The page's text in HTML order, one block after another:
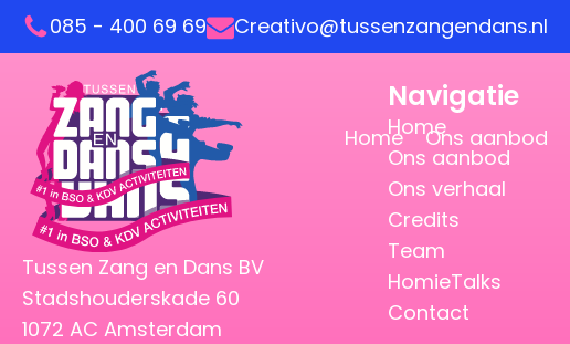
085 - 400 69 69 Creativo@tussenzangendans.nl
Home Ons aanbod
Tussen Zang en Dans BV
Stadshouderskade 60
1072 AC Amsterdam
Navigatie
Home
Ons aanbod
Ons verhaal
Credits
Team
HomieTalks
Contact